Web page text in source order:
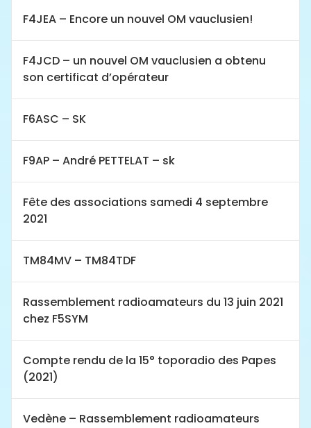
F4JEA – Encore un nouvel OM vauclusien!
F4JCD – un nouvel OM vauclusien a obtenu
son certificat d’opérateur
F6ASC – SK
F9AP – André PETTELAT – sk
Fête des associations samedi 4 septembre
2021
TM84MV – TM84TDF
Rassemblement radioamateurs du 13 juin 2021
chez F5SYM
Compte rendu de la 15° toporadio des Papes
(2021)
Vedène – Rassemblement radioamateurs